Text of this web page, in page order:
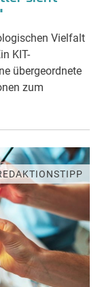
Vielfalt
KIT-
übergeordnete
zum